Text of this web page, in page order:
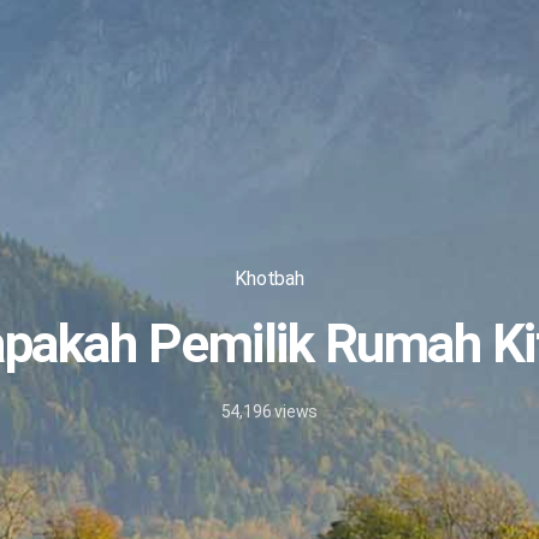
Khotbah
Pemilik Rumah
18/6/2026
54,196views